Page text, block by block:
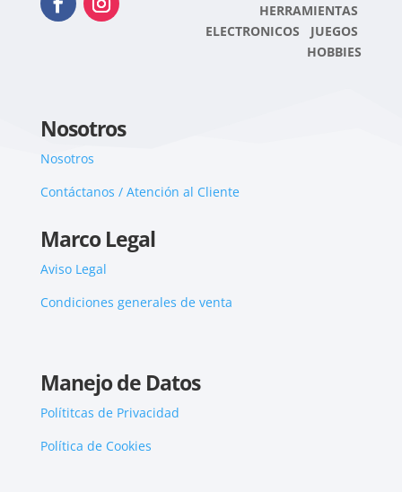
HERRAMIENTAS
ELECTRONICOS JUEGOS
HOBBIES
Nosotros
Nosotros
Contáctanos / Atención al Cliente
Marco Legal
Aviso Legal
Condiciones generales de venta
Manejo de Datos
Polítitcas de Privacidad
Política de Cookies